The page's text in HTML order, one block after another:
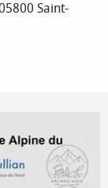
Saint-